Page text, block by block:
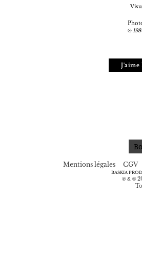
℗
Mentions légales CGV
BASKIA
℗ & ©